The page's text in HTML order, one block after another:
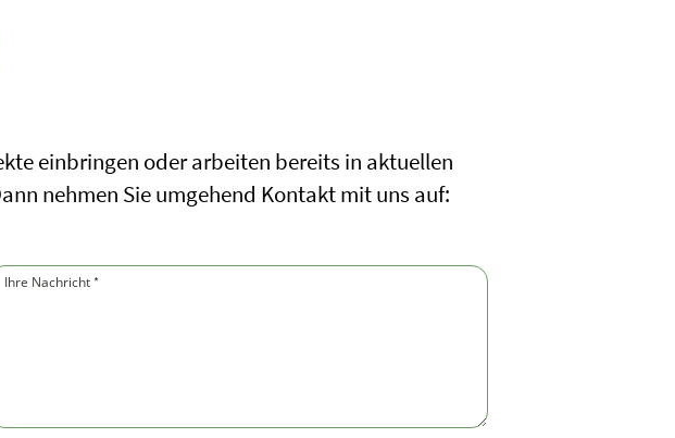
einbringen oder arbeiten bereits in aktuellen
nehmen Sie umgehend Kontakt mit uns auf:
Ihre Nachricht *(Pflichtfeld)